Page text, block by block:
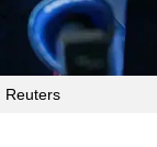
Reuters